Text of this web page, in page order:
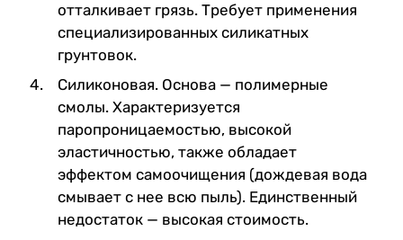
отталкивает грязь. Требует применения
специализированных силикатных
грунтовок.
Силиконовая. Основа — полимерные
смолы. Характеризуется
паропроницаемостью, высокой
эластичностью, также обладает
эффектом самоочищения (дождевая вода
смывает с нее всю пыль). Единственный
недостаток — высокая стоимость.